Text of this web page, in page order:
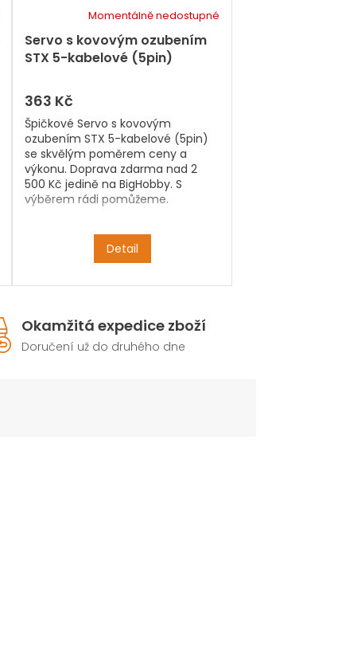
Servo s kovovým ozubením
STX 5-kabelové (5pin)
Momentálně nedostupné
363 Kč
Detail
Špičkové Servo s kovovým
ozubením STX 5-kabelové (5pin)
se skvělým poměrem ceny a
výkonu. Doprava zdarma nad 2
500 Kč jedině na BigHobby. S
výběrem rádi pomůžeme.
Okamžitá expedice zboží
Doručení už do druhého dne